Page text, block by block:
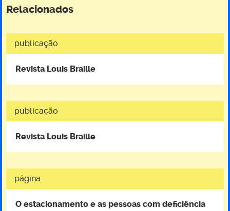
Relacionados
publicação
Revista Louis Braille
publicação
Revista Louis Braille
página
O estacionamento e as pessoas com deficiência